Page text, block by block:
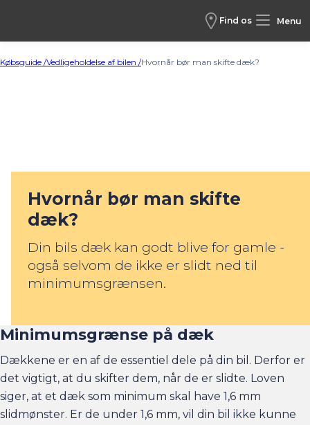
Find os Menu
Købsguide /Vedligeholdelse af bilen /Hvornår bør man skifte dæk?
Hvornår bør man skifte
dæk?
Din bils dæk kan godt blive for gamle -
også selvom de ikke er slidt ned til
minimumsgrænsen.
Minimumsgrænse på dæk
Dækkene er en af de essentiel dele på din bil. Derfor er
det vigtigt, at du skifter dem, når de er slidte. Loven
siger, at et dæk som minimum skal have 1,6 mm
slidmønster. Er de under 1,6 mm, vil din bil ikke kunne